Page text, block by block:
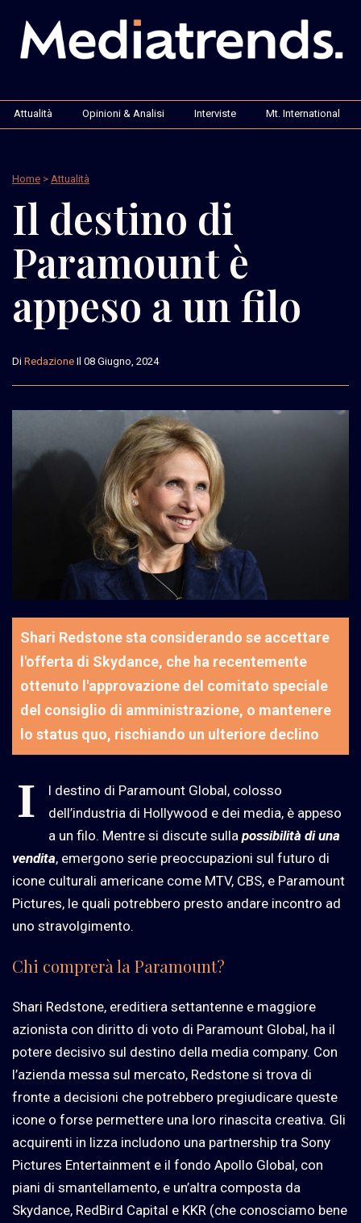
Attualità Opinioni & Analisi Interviste Mt. International
Home > Attualità
Il destino di
Paramount è
appeso a un filo
Di Redazione Il 08 Giugno, 2024
Shari Redstone sta considerando se accettare
l'offerta di Skydance, che ha recentemente
ottenuto l'approvazione del comitato speciale
del consiglio di amministrazione, o mantenere
lo status quo, rischiando un ulteriore declino
I
l destino di Paramount Global, colosso
dell’industria di Hollywood e dei media, è appeso
a un filo. Mentre si discute sulla possibilità di una
vendita, emergono serie preoccupazioni sul futuro di
icone culturali americane come MTV, CBS, e Paramount
Pictures, le quali potrebbero presto andare incontro ad
uno stravolgimento.
Chi comprerà la Paramount?
Shari Redstone, ereditiera settantenne e maggiore
azionista con diritto di voto di Paramount Global, ha il
potere decisivo sul destino della media company. Con
l’azienda messa sul mercato, Redstone si trova di
fronte a decisioni che potrebbero pregiudicare queste
icone o forse permettere una loro rinascita creativa. Gli
acquirenti in lizza includono una partnership tra Sony
Pictures Entertainment e il fondo Apollo Global, con
piani di smantellamento, e un’altra composta da
Skydance, RedBird Capital e KKR (che conosciamo bene